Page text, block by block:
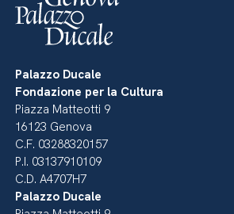
Palazzo Ducale
Fondazione per la Cultura
Piazza Matteotti 9
16123 Genova
C.F. 03288320157
P.I. 03137910109
C.D. A4707H7
Palazzo Ducale